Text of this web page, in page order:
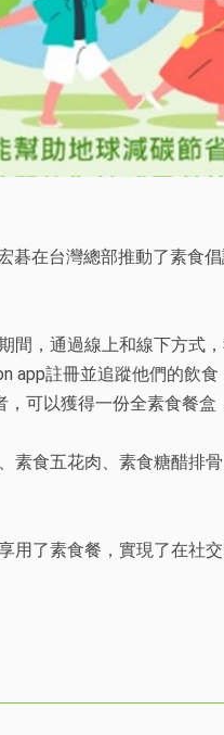
碁在台灣總部推動了素食
間，通過線上和線下方式
app註冊並追蹤他們的飲
可以獲得一份全素食餐
素食五花肉、素食糖醋排
用了素食餐，實現了在社